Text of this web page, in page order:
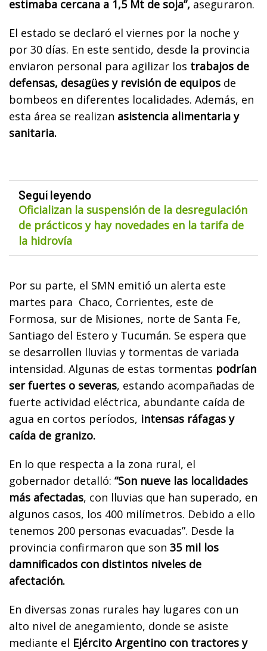
estimaba cercana a 1,5 Mt de soja”, aseguraron.
El estado se declaró el viernes por la noche y
por 30 días. En este sentido, desde la provincia
enviaron personal para agilizar los trabajos de
defensas, desagües y revisión de equipos de
bombeos en diferentes localidades. Además, en
esta área se realizan asistencia alimentaria y
sanitaria.
Seguí leyendo
Oficializan la suspensión de la desregulación
de prácticos y hay novedades en la tarifa de
la hidrovía
Por su parte, el SMN emitió un alerta este
martes para Chaco, Corrientes, este de
Formosa, sur de Misiones, norte de Santa Fe,
Santiago del Estero y Tucumán. Se espera que
se desarrollen lluvias y tormentas de variada
intensidad. Algunas de estas tormentas podrían
ser fuertes o severas, estando acompañadas de
fuerte actividad eléctrica, abundante caída de
agua en cortos períodos, intensas ráfagas y
caída de granizo.
En lo que respecta a la zona rural, el
gobernador detalló: “Son nueve las localidades
más afectadas, con lluvias que han superado, en
algunos casos, los 400 milímetros. Debido a ello
tenemos 200 personas evacuadas”. Desde la
provincia confirmaron que son 35 mil los
damnificados con distintos niveles de
afectación.
En diversas zonas rurales hay lugares con un
alto nivel de anegamiento, donde se asiste
mediante el Ejército Argentino con tractores y